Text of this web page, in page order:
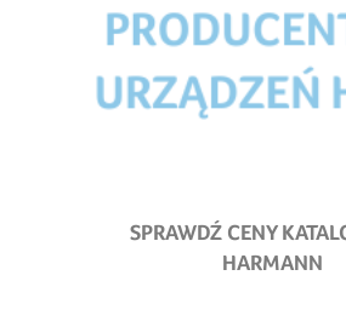
SPRAWDŹ CENY
HARMANN